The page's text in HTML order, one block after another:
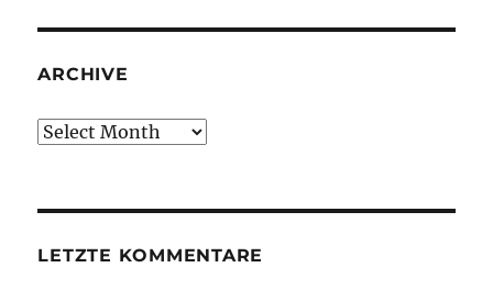
ARCHIVE
Archive
LETZTE KOMMENTARE